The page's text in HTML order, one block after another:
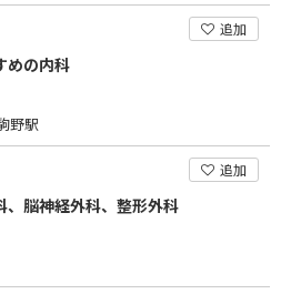
追加
めの内科
野駅
追加
、脳神経外科、整形外科